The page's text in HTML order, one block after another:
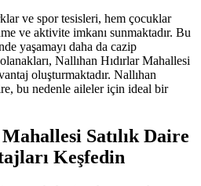
ve spor tesisleri, hem çocuklar
ve aktivite imkanı sunmaktadır. Bu
yaşamayı daha da cazip
Nallıhan Hıdırlar Mahallesi
oluşturmaktadır. Nallıhan
bu nedenle aileler için ideal bir
Satılık Daire
Keşfedin